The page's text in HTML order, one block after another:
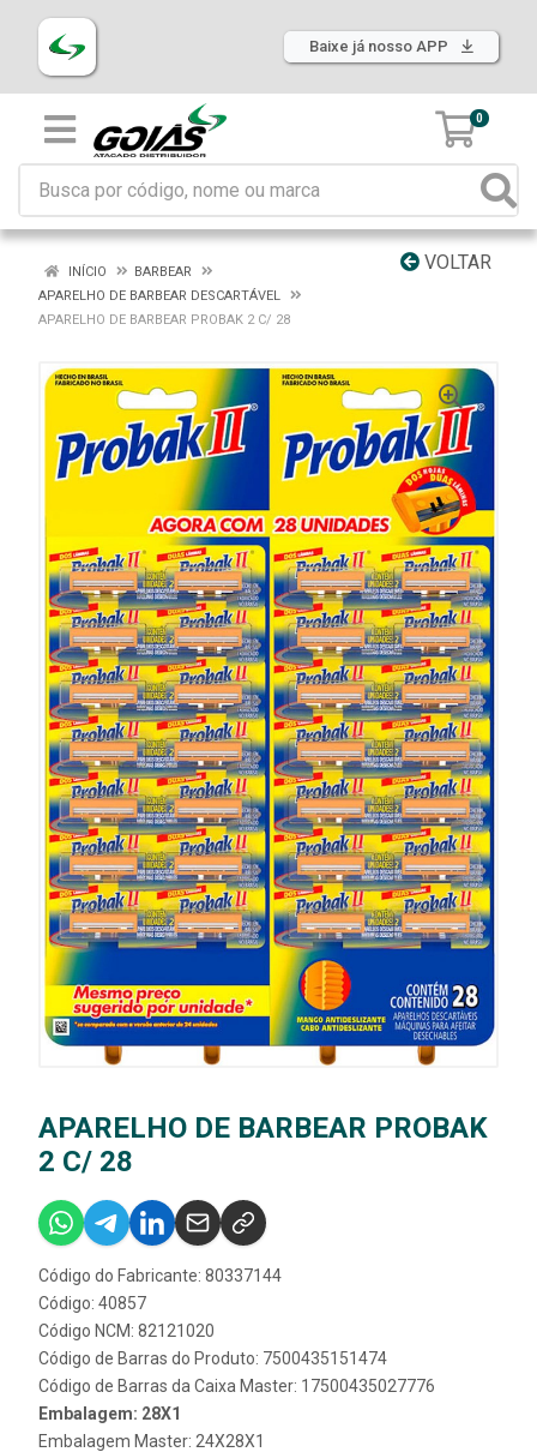
Baixe já nosso APP
0
VOLTAR
INÍCIO
BARBEAR
APARELHO DE BARBEAR DESCARTÁVEL
APARELHO DE BARBEAR PROBAK 2 C/ 28
APARELHO DE BARBEAR PROBAK
2 C/ 28
Código do Fabricante: 80337144
Código: 40857
Código NCM: 82121020
Código de Barras do Produto: 7500435151474
Código de Barras da Caixa Master: 17500435027776
Embalagem: 28X1
Embalagem Master: 24X28X1